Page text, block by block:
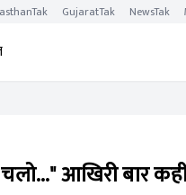
GujaratTak NewsTak
आखिरी बार